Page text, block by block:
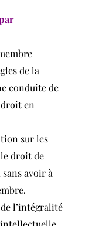
de la
conduite de
en
sur les
droit de
avoir à
l’intégralité